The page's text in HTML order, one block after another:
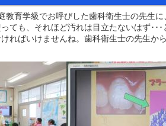
育学級でお呼びした歯科衛生士の先生
ても、それほど汚れは目立たないはず･
ればいけませんね。歯科衛生士の先生